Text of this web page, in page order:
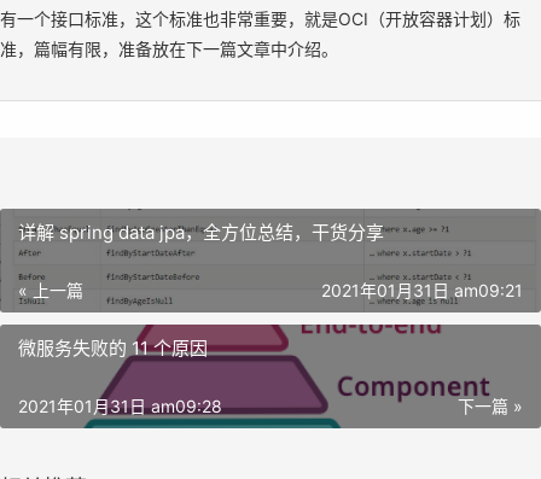
有一个接口标准，这个标准也非常重要，就是OCI（开放容器计划）标
准，篇幅有限，准备放在下一篇文章中介绍。
详解 spring data jpa，全方位总结，干货分享
« 上一篇 2021年01月31日 am09:21
微服务失败的 11 个原因
下一篇 »
2021年01月31日 am09:28